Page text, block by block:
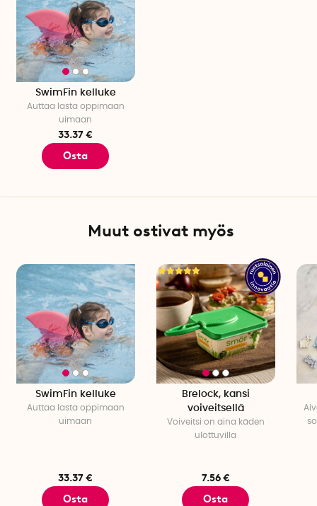
SwimFin kelluke
Auttaa lasta oppimaan
uimaan
33.37 €
Osta
Muut ostivat myös
SwimFin kelluke
Auttaa lasta oppimaan
uimaan
33.37 €
Osta
Brelock, kansi
voiveitsellä
Voiveitsi on aina käden
ulottuvilla
7.56 €
Osta